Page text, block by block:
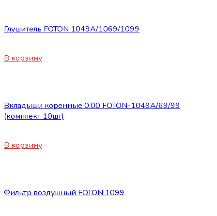
Глушитель FOTON 1049A/1069/1099
В корзину
Вкладыши коренные 0.00 FOTON-1049А/69/99
(комплект 10шт)
В корзину
Фильтр воздушный FOTON 1099